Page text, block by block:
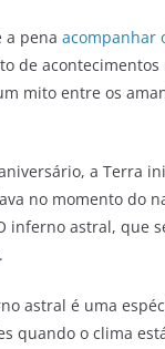
a pena acompanhar
de
mito entre os
a Terra
no momento do
inferno astral, que
astral é uma
quando o clima